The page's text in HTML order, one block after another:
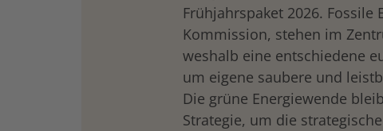
Frühjahrspaket 2026. Fossile
Kommission, stehen im
weshalb eine entschiedene
um eigene saubere und
Die grüne Energiewende
Strategie, um die